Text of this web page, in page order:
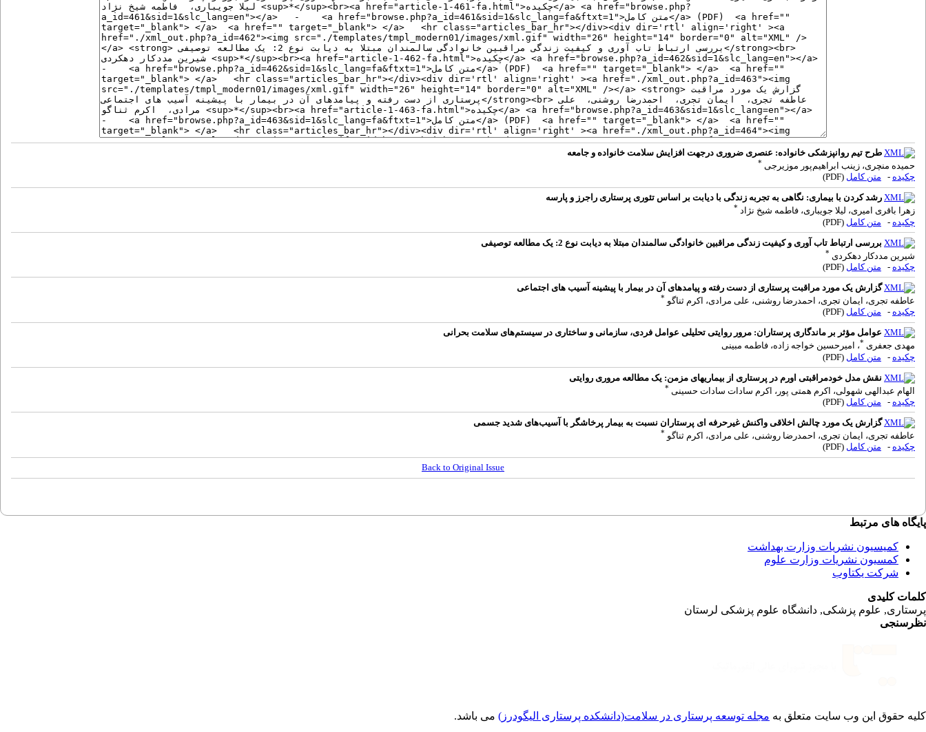
طرح تیم روانپزشکی خانواده: عنصری ضروری درجهت افزایش سلامت خانواده و جامعه
حمیده منچری، زینب ابراهیم‌پور موزیرجی *
چکیده - متن کامل (PDF)
رشد کردن با بیماری: نگاهی به تجربه زندگی با دیابت بر اساس تئوری پرستاری راجرز و پارسه
زهرا باقری امیری، لیلا جویباری، فاطمه شیخ نژاد *
چکیده - متن کامل (PDF)
بررسی ارتباط تاب آوری و کیفیت زندگی مراقبین خانوادگی سالمندان مبتلا به دیابت نوع 2: یک مطالعه توصیفی
شیرین مددکار دهکردی *
چکیده - متن کامل (PDF)
گزارش یک مورد مراقبت پرستاری از دست رفته و پیامدهای آن در بیمار با پیشینه آسیب ‌های اجتماعی
عاطفه تجری، ایمان تجری، احمدرضا روشنی، علی مرادی، اکرم ثناگو *
چکیده - متن کامل (PDF)
عوامل مؤثر بر ماندگاری پرستاران: مرور روایتی تحلیلی عوامل فردی، سازمانی و ساختاری در سیستم‌های سلامت بحرانی
مهدی جعفری *، امیرحسین خواجه زاده، فاطمه مبینی
چکیده - متن کامل (PDF)
نقش مدل خودمراقبتی اورم در پرستاری از بیماریهای مزمن: یک مطالعه مروری روایتی
الهام عبدالهی شهولی، اکرم همتی پور، اکرم سادات سادات حسینی *
چکیده - متن کامل (PDF)
گزارش یک مورد چالش‌ اخلاقی واکنش غیرحرفه ‌ای پرستاران نسبت به بیمار پرخاشگر با آسیب‌های شدید جسمی
عاطفه تجری، ایمان تجری، احمدرضا روشنی، علی مرادی، اکرم ثناگو *
چکیده - متن کامل (PDF)
Back to Original Issue
پایگاه های مرتبط
کمیسیون نشریات وزارت بهداشت
کمسیون نشریات وزارت علوم
شرکت یکتاوب
کلمات کلیدی
پرستاری, علوم پزشکی, دانشگاه علوم پزشکی لرستان
نظرسنجی
کلیه حقوق این وب سایت متعلق به مجله توسعه پرستاری در سلامت(دانشکده پرستاری الیگودرز) می باشد.